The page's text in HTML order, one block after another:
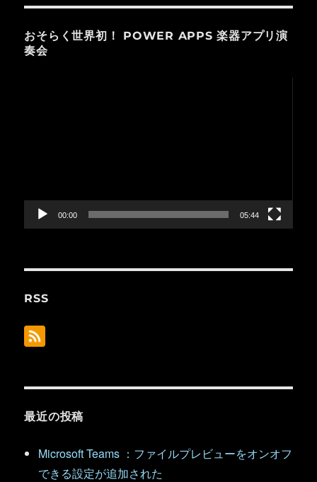
おそらく世界初！ POWER APPS 楽器アプリ演
奏会
ー
00:00 05:44
RSS
最近の投稿
Microsoft Teams ：ファイルプレビューをオンオフ
できる設定が追加された